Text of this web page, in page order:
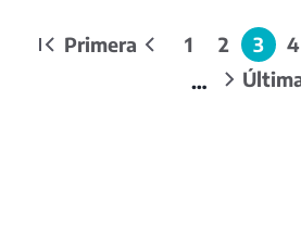
PaginaciónPrimera
Primera Página
anterior
Page
1 Page
2 3 4
…